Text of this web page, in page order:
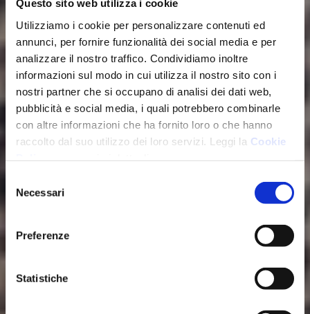
Questo sito web utilizza i cookie
Utilizziamo i cookie per personalizzare contenuti ed
annunci, per fornire funzionalità dei social media e per
analizzare il nostro traffico. Condividiamo inoltre
informazioni sul modo in cui utilizza il nostro sito con i
nostri partner che si occupano di analisi dei dati web,
pubblicità e social media, i quali potrebbero combinarle
con altre informazioni che ha fornito loro o che hanno
raccolto dal suo utilizzo dei loro servizi. Leggi la Cookie
delNecessari
Preferenze
Statistiche